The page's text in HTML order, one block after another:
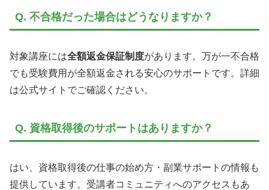
Q. 不合格だった場合はどうなりますか？
対象講座には全額返金保証制度があります。万が一不合格
でも受験費用が全額返金される安心のサポートです。詳細
は公式サイトでご確認ください。
Q. 資格取得後のサポートはありますか？
はい、資格取得後の仕事の始め方・副業サポートの情報も
提供しています。受講者コミュニティへのアクセスもあ